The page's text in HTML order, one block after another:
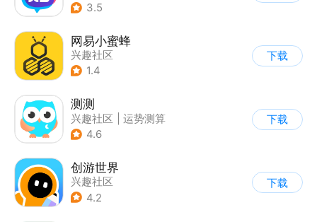
3.5
网易小蜜蜂
兴趣社区
1.4
下载
测测
兴趣社区
运势测算
4.6
下载
创游世界
兴趣社区
4.2
下载